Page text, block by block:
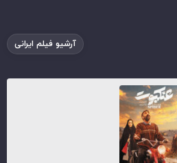
آرشیو فیلم ایرانی